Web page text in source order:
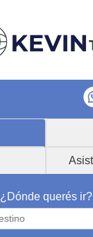
¿Dónde querés ir?